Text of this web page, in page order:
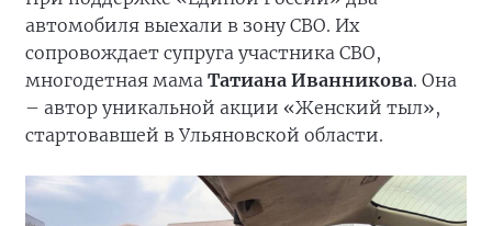
автомобиля выехали в зону СВО. Их
сопровождает супруга участника СВО,
многодетная мама Татиана Иванникова. Она
– автор уникальной акции «Женский тыл»,
стартовавшей в Ульяновской области.